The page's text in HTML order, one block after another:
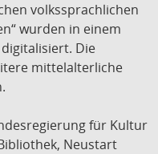
volkssprachlichen
wurden in einem
Die
mittelalterliche
für Kultur
Neustart